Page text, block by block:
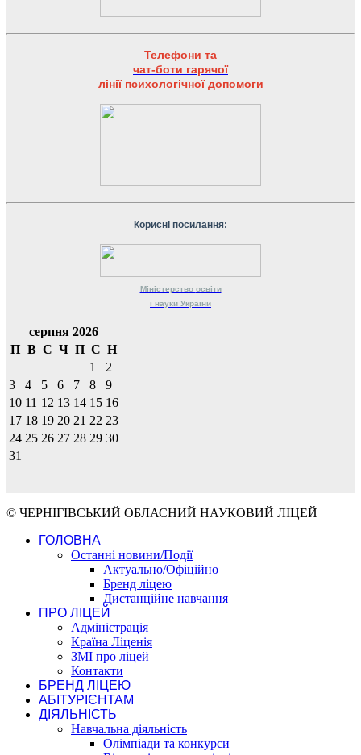
Телефони та
чат-боти гарячої
лінії психологічної допомоги
Корисні посилання:
Міністерство освіти
і науки України
серпня 2026
П В С Ч П С Н
1
2
3
4 5 6 7 8
9
10 11 12 13 14 15 16
17 18 19 20 21 22 23
24 25 26 27 28 29 30
31
© ЧЕРНІГІВСЬКИЙ ОБЛАСНИЙ НАУКОВИЙ ЛІЦЕЙ
ГОЛОВНА
Останні новини/Події
Актуально/Офіційно
Бренд ліцею
Дистанційне навчання
ПРО ЛІЦЕЙ
Адміністрація
Країна Ліценія
ЗМІ про ліцей
Контакти
БРЕНД ЛІЦЕЮ
АБІТУРІЄНТАМ
ДІЯЛЬНІСТЬ
Навчальна діяльність
Олімпіади та конкурси